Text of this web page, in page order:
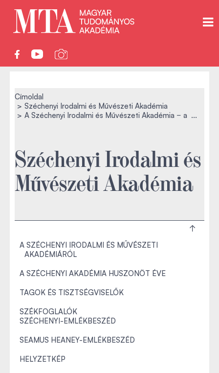
Címoldal
Széchenyi Irodalmi és Művészeti Akadémia
A Széchenyi Irodalmi és Művészeti Akadémia − a ...
Széchenyi Irodalmi és
Művészeti Akadémia
A SZÉCHENYI IRODALMI ÉS MŰVÉSZETI
AKADÉMIÁRÓL
A SZÉCHENYI AKADÉMIA HUSZONÖT ÉVE
TAGOK ÉS TISZTSÉGVISELŐK
SZÉKFOGLALÓK
SZÉCHENYI-EMLÉKBESZÉD
SEAMUS HEANEY-EMLÉKBESZÉD
HELYZETKÉP